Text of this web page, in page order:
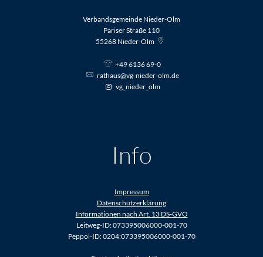
Verbandsgemeinde Nieder-Olm
Pariser Straße 110
55268 Nieder-Olm
+49 6136 69-0
rathaus@vg-nieder-olm.de
vg_nieder_olm
Info
Impressum
Datenschutzerklärung
Informationen nach Art. 13 DS-GVO
Leitweg-ID: 073395006000-001-70
Peppol-ID: 0204:073395006000-001-70